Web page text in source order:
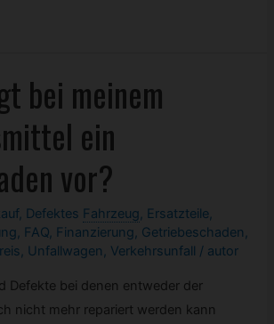
bei meinem
ein
vor?
, Defektes Fahrzeug, Ersatzteile,
, FAQ, Finanzierung, Getriebeschaden ,
, Unfallwagen , Verkehrsunfall / autor
Defekte bei denen entweder der
nicht mehr repariert werden kann